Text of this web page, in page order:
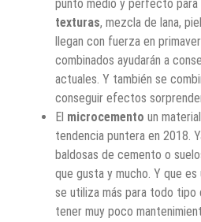
punto medio y perfecto para
texturas, mezcla de lana,
llegan con fuerza en
combinados ayudarán a
actuales. Y también se
conseguir efectos
El microcemento un
tendencia puntera en 2018.
baldosas de cemento o
que gusta y mucho. Y que
se utiliza más para todo tipo
tener muy poco